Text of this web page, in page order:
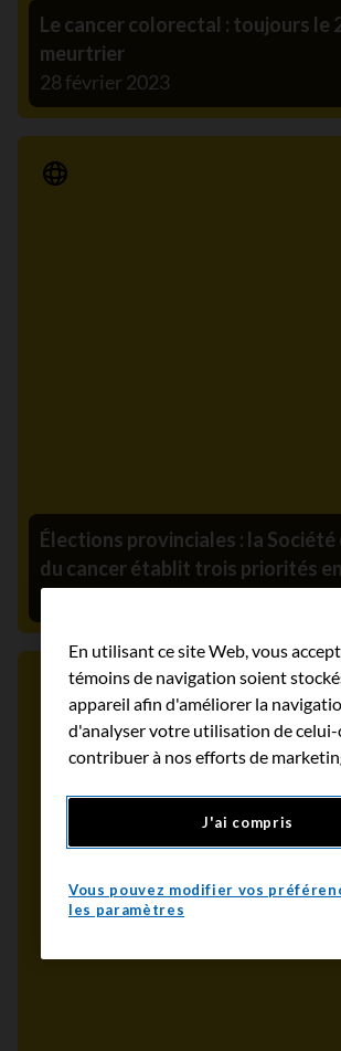
Le cancer colorectal : toujours le
meurtrier
28 février 2023
Communiqué de presse
Élections provinciales : la Société
du cancer établit trois priorités
23 août 2022
Communiqué de presse
En utilisant ce site Web, vous
témoins de navigation soient
appareil afin d'améliorer la
d'analyser votre utilisation de celui-
contribuer à nos efforts de
J'ai compris
Vous pouvez modifier vos
les paramètres